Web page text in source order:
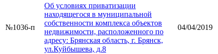
№1036-п
Об условиях приватизации
находящегося в муниципальной
собственности комплекса объектов
недвижимости, расположенного по
адресу: Брянская область, г. Брянск,
ул.Куйбышева, д.8
04/04/2019